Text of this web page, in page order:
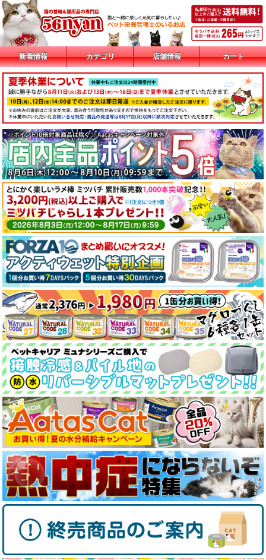
新着情報 カテゴリ 店舗情報 カート